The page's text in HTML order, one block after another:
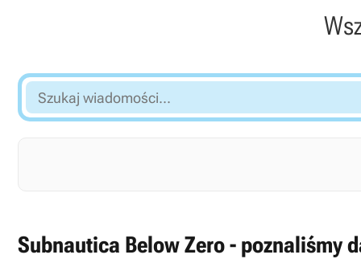
Szukaj
wiadomości...
Subnautica Below Zero - poznaliśmy